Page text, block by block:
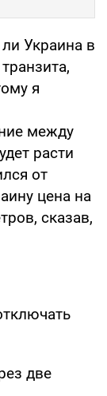
Украина в
я
между
расти
от
цена на
сказав,
две